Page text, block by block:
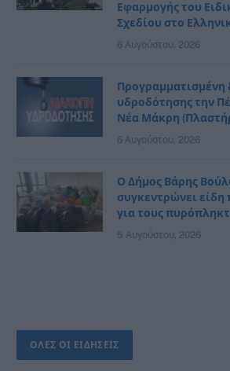
Εφαρμογής του
Σχεδίου στο
6 Αυγούστου, 2026
Προγραμματισμένη
υδροδότησης την
Νέα Μάκρη
6 Αυγούστου, 2026
Ο Δήμος Βάρης
συγκεντρώνει
για τους
5 Αυγούστου, 2026
ΟΛΕΣ ΟΙ ΕΙΔΗΣΕΙΣ